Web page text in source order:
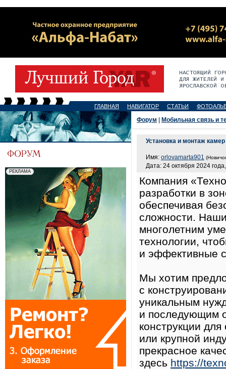
ГЛАВНАЯ НАВИГАТОР СТАТЬИ
Форум Мобильная связь и
Установка и монтаж
Имя: orlovamarta901
Дата: 24 октября 2024
Компания
разработки в
обеспечивая
сложности.
многолетним
технологии,
и эффективные
Мы хотим
с
уникальным
и последующим
конструкции
или крупной
прекрасное
здесь https://